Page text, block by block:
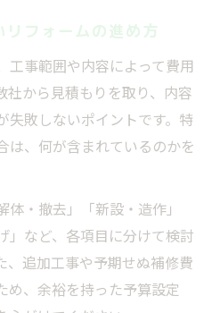
フォームの進め方
工事範囲や内容によって費用
社から見積もりを取り、内容
失敗しないポイントです。特
は、何が含まれているのかを
・撤去」「新設・造作」
」など、各項目に分けて検討
、追加工事や予期せぬ補修費
め、余裕を持った予算設定